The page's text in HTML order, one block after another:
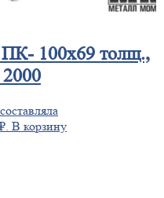
100х69 толщ.,
В корзину